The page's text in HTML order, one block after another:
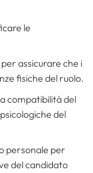
le
assicurare che i
fisiche del ruolo.
compatibilità del
del
personale per
del candidato